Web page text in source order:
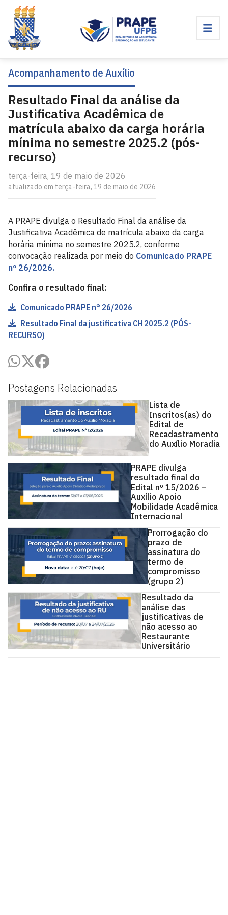
Postagens Relacionadas
Lista de
Inscritos(as) do
Edital de
Recadastramento
do Auxílio Moradia
PRAPE divulga
resultado final do
Edital nº 15/2026 –
Auxílio Apoio
Mobilidade Acadêmica
Internacional
Prorrogação do
prazo de
assinatura do
termo de
compromisso
(grupo 2)
Resultado da
análise das
justificativas de
não acesso ao
Restaurante
Universitário
Acompanhamento de Auxílio
Resultado Final da análise da
Justificativa Acadêmica de
matrícula abaixo da carga horária
mínima no semestre 2025.2 (pós-
recurso)
terça-feira, 19 de maio de 2026
atualizado em terça-feira, 19 de maio de 2026
A PRAPE divulga o Resultado Final da análise da
Justificativa Acadêmica de matrícula abaixo da carga
horária mínima no semestre 2025.2, conforme
convocação realizada por meio do Comunicado PRAPE
nº 26/2026.
Confira o resultado final:
Comunicado PRAPE n° 26/2026
Resultado Final da justificativa CH 2025.2 (PÓS-
RECURSO)